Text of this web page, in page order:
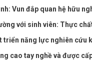
Vun đắp quan hệ hữu
với sinh viên: Thực
triển năng lực nghiên cứu
cao tay nghề và được